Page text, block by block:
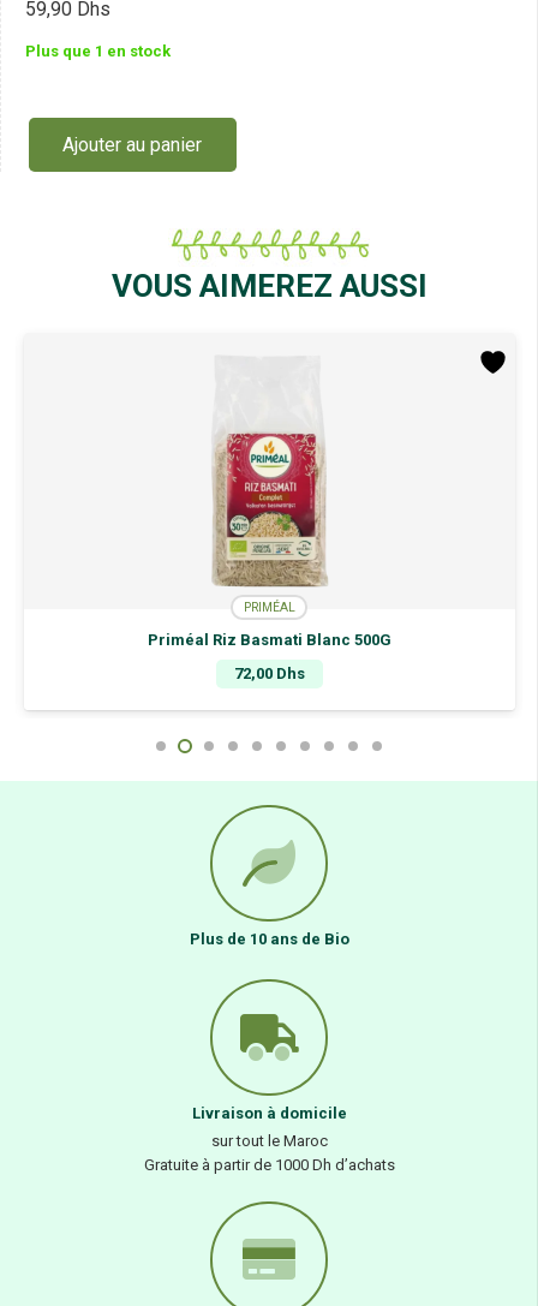
59,90 Dhs
Plus que 1 en stock
quantité
de
Ajouter au panier
VOUS AIMEREZ AUSSI
PRIMÉAL
Priméal Riz Basmati Blanc 500G
72,00 Dhs
Plus de 10 ans de Bio
Livraison à domicile
sur tout le Maroc
Gratuite à partir de 1000 Dh d’achats